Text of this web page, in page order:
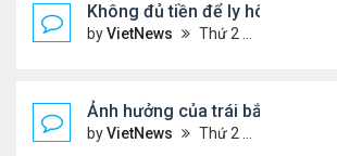
Không đủ tiền để ly hôn
byVietNews Thứ 2 Tháng 8 08, 2022 1:44 pm
Ảnh hưởng của trái bắp đến hệ
byVietNews Thứ 2 Tháng 8 08, 2022 1:36 pm